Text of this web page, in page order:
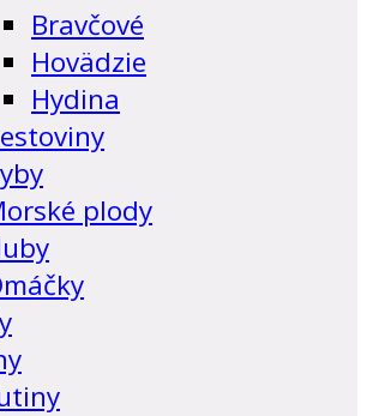
Bravčové
Hovädzie
Hydina
plody